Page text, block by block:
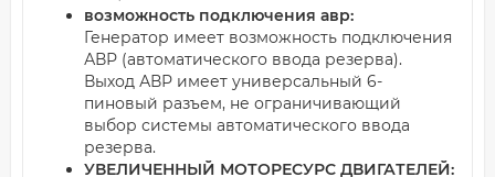
возможность подключения авр:
Генератор имеет возможность подключения
АВР (автоматического ввода резерва).
Выход АВР имеет универсальный 6-
пиновый разъем, не ограничивающий
выбор системы автоматического ввода
резерва.
УВЕЛИЧЕННЫЙ МОТОРЕСУРС ДВИГАТЕЛЕЙ: